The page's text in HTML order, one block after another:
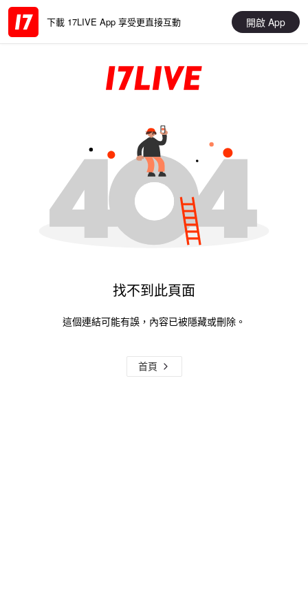
下載 17LIVE App 享受更直接互動 開啟 App
找不到此頁面
這個連結可能有誤，內容已被隱藏或刪除。
首頁